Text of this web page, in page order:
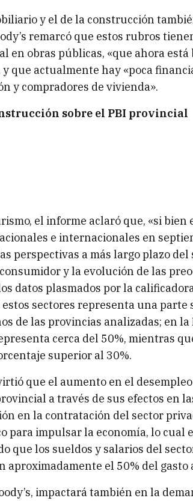
y el de la construcción
remarcó que estos rubros
en obras públicas, «que ahora
que actualmente hay «poca
y compradores de vivienda».
sobre el PBI provincial
el informe aclaró que, «si bien
e internacionales en
perspectivas a más largo plazo
y la evolución de las
datos plasmados por la
estos sectores representa una
de las provincias analizadas; en la
cerca del 50%, mientras
superior al 30%.
que el aumento en el
a través de sus efectos en
en la contratación del sector
para impulsar la economía, lo cual
que los sueldos y salarios del
aproximadamente el 50% del gasto
impactará también en la